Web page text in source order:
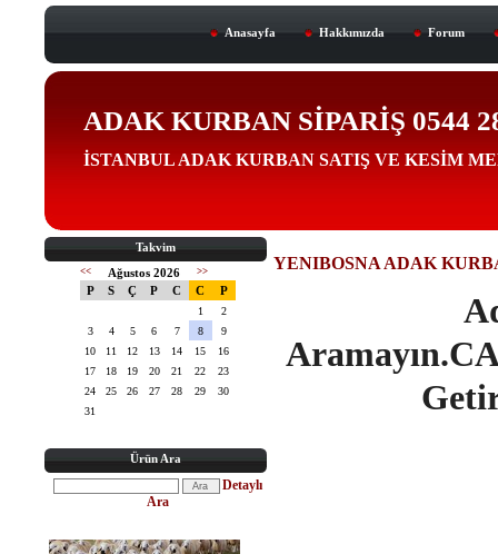
Anasayfa Hakkımızda Forum
ADAK KURBAN SİPARİŞ 0544
İSTANBUL ADAK KURBAN SATIŞ VE KESİM
Takvim
<< Ağustos 2026 >>
P S Ç P C C P
1
2
3
4 5 6 7 8
9
10
11 12 13 14 15
16
17
18 19 20 21 22
23
24
25 26 27 28 29
30
31
Ürün Ara
Detaylı
Ara
YENIBOSNA ADAK